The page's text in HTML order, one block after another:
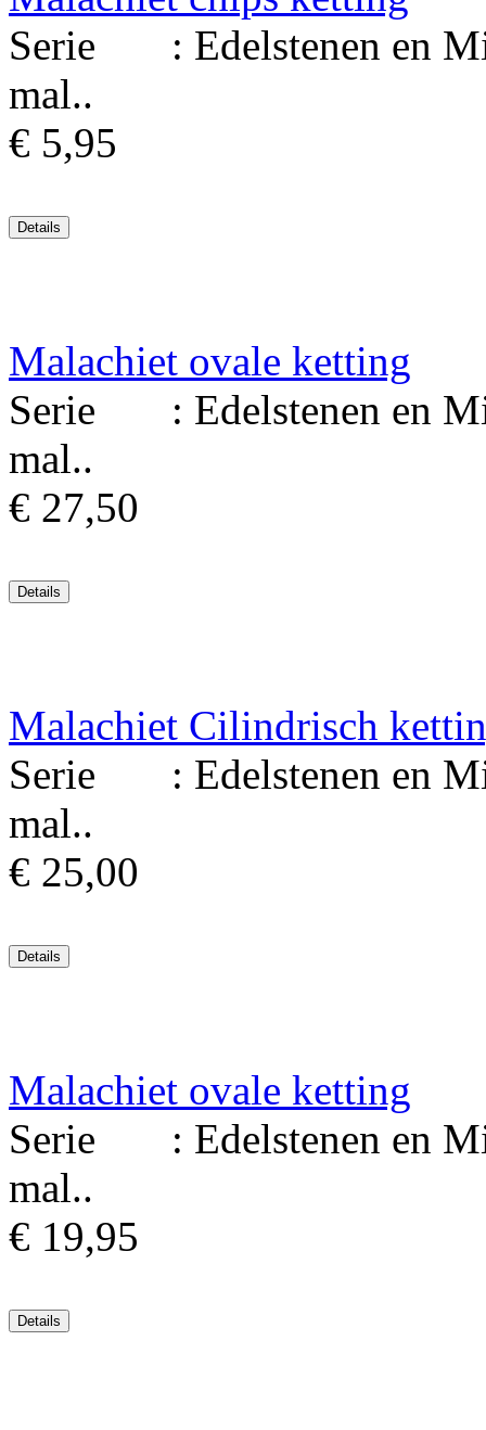
Serie : Edelstenen en
mal..
€ 5,95
Malachiet ovale ketting
Serie : Edelstenen en
mal..
€ 27,50
Malachiet Cilindrisch
Serie : Edelstenen en
mal..
€ 25,00
Malachiet ovale ketting
Serie : Edelstenen en
mal..
€ 19,95